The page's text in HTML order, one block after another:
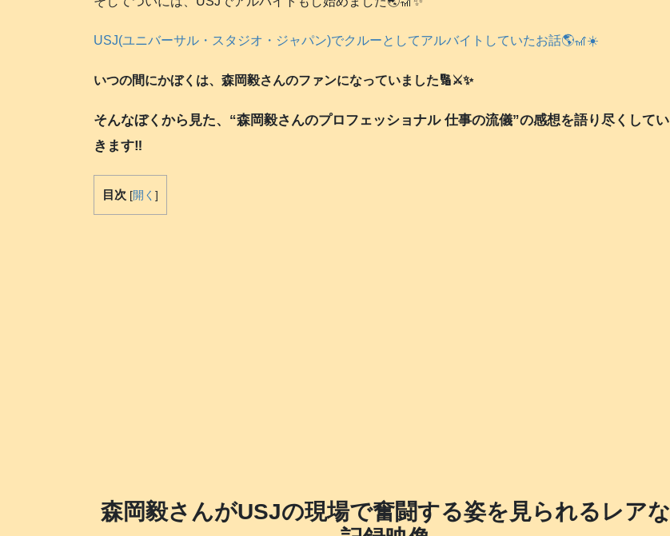
USJ(ユニバーサル・スタジオ・ジャパン)でクルーとしてアルバイトしていたお話🌎️🎢☀️
いつの間にかぼくは、森岡毅さんのファンになっていました🔢⚔️✨
そんなぼくから見た、“森岡毅さんのプロフェッショナル 仕事の流儀”の感想を語り尽くしてい
きます‼️
目次 [開く ]
森岡毅さんがUSJの現場で奮闘する姿を見られるレアな